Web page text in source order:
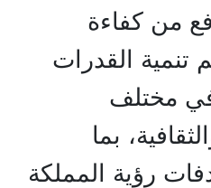
من كفاءة
تنمية القدرات
في مختلف
بما
رؤية المملكة